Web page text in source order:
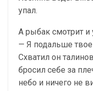
упал.
А рыбак смотрит и
— Я подальше
Схватил он
бросил себе за
небо и ничего не